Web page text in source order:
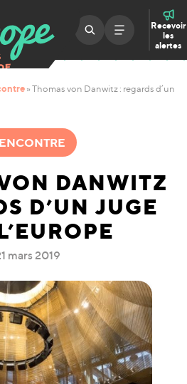
Recevoir
les
alertes
» Thomas von Danwitz : regards d’un
DANWITZ
D’UN JUGE
mars 2019